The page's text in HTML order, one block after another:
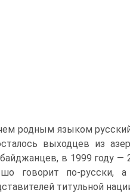
родным языком
выходцев из
в 1999 году —
говорит по-русски,
титульной